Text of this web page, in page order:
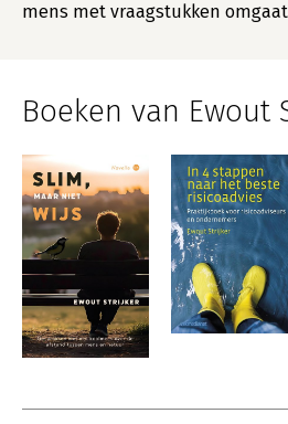
mens met vraagstukken
Boeken van Ewout